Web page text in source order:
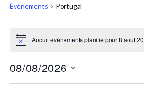
Évènements Portugal
Notice Aucun évènements planifié pour 8 août
08/08/2026
Sélectionnez